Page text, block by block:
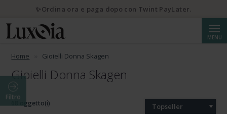
MENU
Home Gioielli Donna Skagen
Gioielli Donna Skagen
Filtro
68 oggetto(i) Topseller
✨Ordina ora e paga dopo con Twint PayLater.